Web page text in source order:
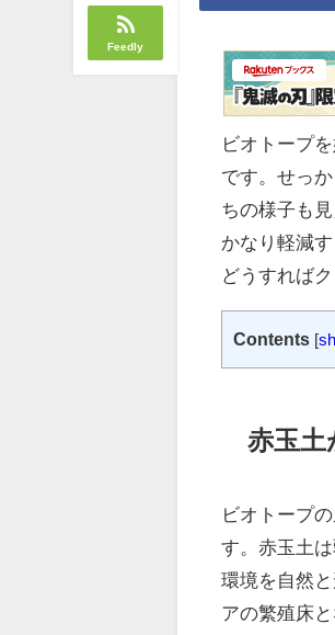
Feedly
ビオトープ
です。せっ
ちの様子も
かなり軽減
どうすれば
Contents [
赤玉土
ビオトープ
す。赤玉土
環境を自然
アの繁殖床